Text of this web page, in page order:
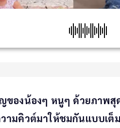
ของน้องๆ หนูๆ ด้วยภาพสุ
ามคิวต์มาให้ชมกันแบบเต็